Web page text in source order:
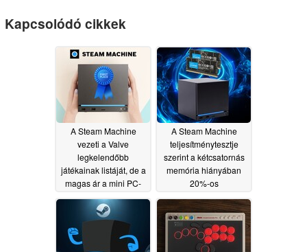
Kapcsolódó cikkek
A Steam Machine
vezeti a Valve
legkelendőbb
játékainak listáját, de a
magas ár a mini PC-
07/03/2026
A Steam Machine
teljesítménytesztje
szerint a kétcsatornás
memória hiányában
20%-os
tapasztalható07/01/2026